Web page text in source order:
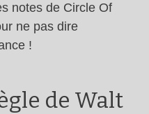
notes de Circle Of
ne pas dire
!
de Walt